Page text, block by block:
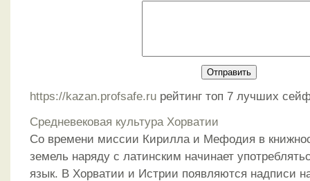
https://kazan.profsafe.ru рейтинг топ 7 лучших
Средневековая культура Хорватии
Со времени миссии Кирилла и Мефодия в
земель наряду с латинским начинает
язык. В Хорватии и Истрии появляются надписи